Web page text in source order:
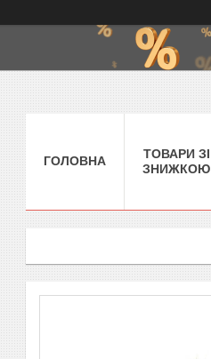
ГОЛОВНА
ТОВАРИ ЗІ
ЗНИЖКОЮ